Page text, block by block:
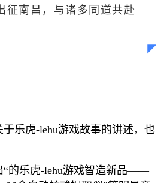
征南昌，与诸多同道共赴
乐虎-lehu游戏故事的讲述，也
“的乐虎-lehu游戏智造新品——